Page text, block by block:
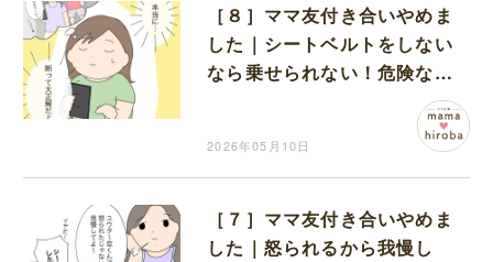
［８］ママ友付き合いやめま
した｜シートベルトをしない
なら乗せられない！危険なお
願いを断ったママ友に称賛
2026年05月10日
［７］ママ友付き合いやめま
した｜怒られるから我慢し